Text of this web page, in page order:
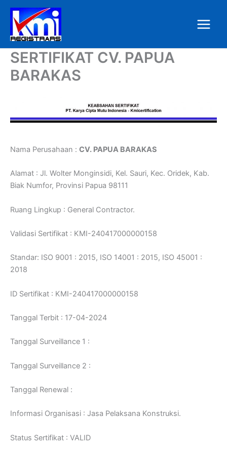
Skip
content
SERTIFIKAT CV. PAPUA
BARAKAS
Nama Perusahaan : CV. PAPUA BARAKAS
Alamat : Jl. Wolter Monginsidi, Kel. Sauri, Kec. Oridek, Kab.
Biak Numfor, Provinsi Papua 98111
Ruang Lingkup : General Contractor.
Validasi Sertifikat : KMI-240417000000158
Standar: ISO 9001 : 2015, ISO 14001 : 2015, ISO 45001 :
2018
ID Sertifikat : KMI-240417000000158
Tanggal Terbit : 17-04-2024
Tanggal Surveillance 1 :
Tanggal Surveillance 2 :
Tanggal Renewal :
Informasi Organisasi : Jasa Pelaksana Konstruksi.
Status Sertifikat : VALID